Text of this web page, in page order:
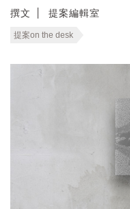
撰文 提案編輯室
提案on the desk